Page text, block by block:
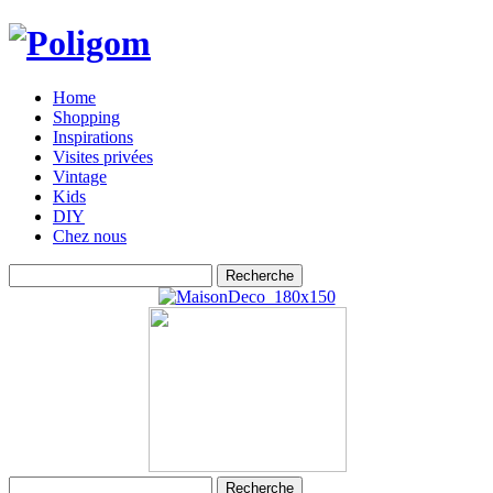
Home
Shopping
Inspirations
Visites privées
Vintage
Kids
DIY
Chez nous